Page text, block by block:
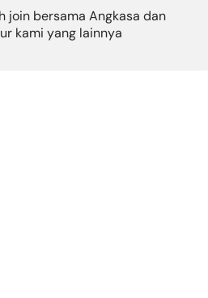
join bersama Angkasa dan
kami yang lainnya